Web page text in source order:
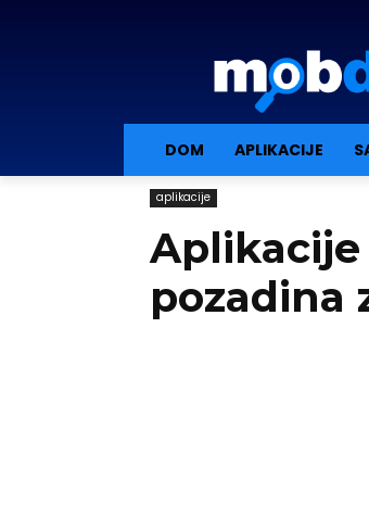
DOM APLIKACIJE
aplikacije
pozadina